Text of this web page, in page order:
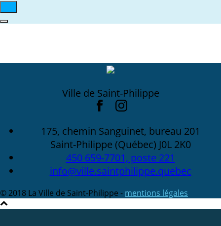
Ville de Saint-Philippe
175, chemin Sanguinet, bureau 201
Saint-Philippe (Québec) J0L 2K0
450 659-7701, poste 221
info@ville.saintphilippe.quebec
© 2018 La Ville de Saint-Philippe - mentions légales